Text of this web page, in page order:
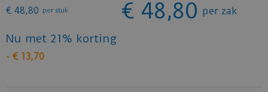
€ 48,80 per stuk € 48,80 per zak
Nu met 21% korting
- € 13,70